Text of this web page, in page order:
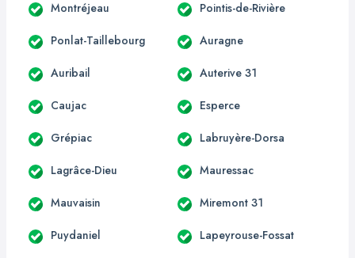
Montréjeau Pointis-de-Rivière
Ponlat-Taillebourg Auragne
Auribail Auterive 31
Caujac Esperce
Grépiac Labruyère-Dorsa
Lagrâce-Dieu Mauressac
Mauvaisin Miremont 31
Puydaniel Lapeyrouse-Fossat